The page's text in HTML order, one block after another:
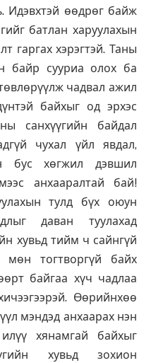
Идэвхтэй өөдрөг байж
батлан харуулахын
гаргах хэрэгтэй. Таны
байр сууриа олох ба
чадвал ажил
байхыг од эрхэс
санхүүгийн байдал
чухал үйл явдал,
бус хөгжил дэвшил
анхааралтай бай!
тулд бүх оюун
даван туулахад
хувьд тийм ч сайнгүй
тогтворгүй байх
байгаа хүч чадлаа
Өөрийнхөө
мэндэд анхаарах нэн
хянамгай байхыг
хувьд зохион